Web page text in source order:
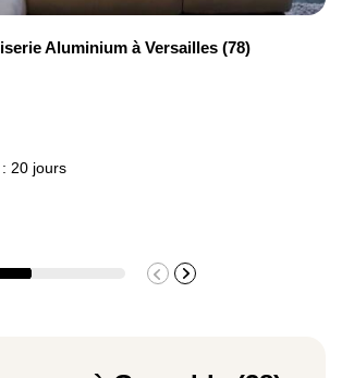
Aluminium à Versailles (78)
20 jours